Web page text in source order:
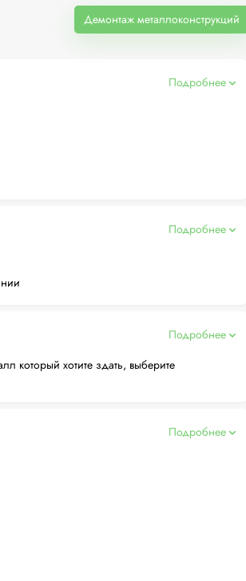
Демонтаж металлоконструкций
Подробнее
Подробнее
Подробнее
который хотите здать, выберите
Подробнее